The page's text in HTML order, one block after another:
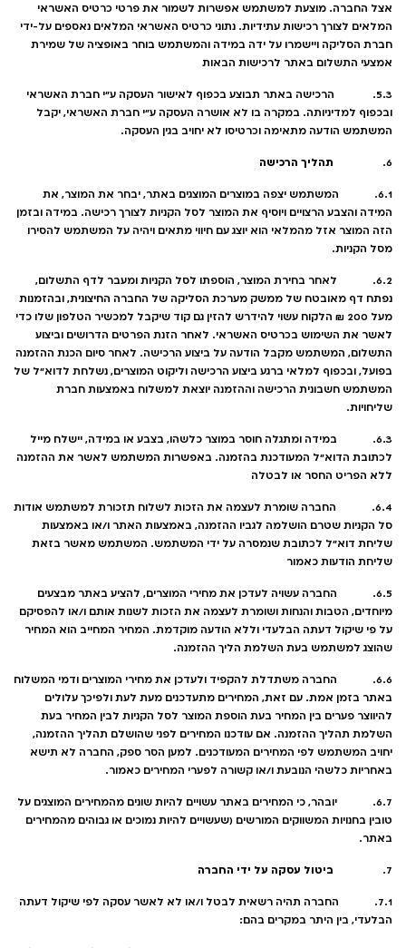
אצל החברה. מוצעת למשתמש אפשרות לשמור את פרטי כרטיס האשראי
המלאים לצורך רכישות עתידיות. נתוני כרטיס האשראי המלאים נאספים על-ידי
חברת הסליקה ויישמרו על ידה במידה והמשתמש בוחר באופציה של שמירת
אמצעי התשלום באתר לרכישות הבאות
5.3. הרכישה באתר תבוצע בכפוף לאישור העסקה ע"י חברת האשראי
ובכפוף למדיניותה. במקרה בו לא אושרה העסקה ע"י חברת האשראי, יקבל
המשתמש הודעה מתאימה וכרטיסו לא יחויב בגין העסקה.
6. תהליך הרכישה
6.1. המשתמש יצפה במוצרים המוצגים באתר, יבחר את המוצר, את
המידה והצבע הרצויים ויוסיף את המוצר לסל הקניות לצורך רכישה. במידה ובזמן
הזה המוצר אזל מהמלאי הוא יוצג עם חיווי מתאים ויהיה על המשתמש להסירו
מסל הקניות.
6.2. לאחר בחירת המוצר, הוספתו לסל הקניות ומעבר לדף התשלום,
נפתח דף מאובטח של ממשק מערכת הסליקה של החברה החיצונית, ובהזמנות
מעל 200 ₪ הלקוח עשוי להידרש להזין גם קוד שיקבל למכשיר הטלפון שלו כדי
לאשר את השימוש בכרטיס האשראי. לאחר הזנת הפרטים הדרושים וביצוע
התשלום, המשתמש מקבל הודעה על ביצוע הרכישה. לאחר סיום הכנת ההזמנה
בפועל, ובכפוף למלאי ברגע ביצוע הרכישה וליקוט המוצרים, נשלחת לדוא"ל של
המשתמש חשבונית הרכישה וההזמנה יוצאת למשלוח באמצעות חברת
שליחויות.
6.3. במידה ומתגלה חוסר במוצר כלשהו, בצבע או במידה, יישלח מייל
לכתובת הדוא"ל המעודכנת בהזמנה. באפשרות המשתמש לאשר את ההזמנה
ללא הפריט החסר או לבטלה
6.4. החברה שומרת לעצמה את הזכות לשלוח תזכורת למשתמש אודות
סל הקניות שטרם הושלמה לגביו ההזמנה, באמצעות האתר ו/או באמצעות
שליחת דוא"ל לכתובת שנמסרה על ידי המשתמש. המשתמש מאשר בזאת
שליחת הודעות כאמור
6.5. החברה עשויה לעדכן את מחירי המוצרים, להציע באתר מבצעים
מיוחדים, הטבות והנחות ושומרת לעצמה את הזכות לשנות אותם ו/או להפסיקם
על פי שיקול דעתה הבלעדי וללא הודעה מוקדמת. המחיר המחייב הוא המחיר
שהוצג למשתמש בעת השלמת הליך ההזמנה.
6.6. החברה משתדלת להקפיד ולעדכן את מחירי המוצרים ודמי המשלוח
באתר בזמן אמת. עם זאת, המחירים מתעדכנים מעת לעת ולפיכך עלולים
להיווצר פערים בין המחיר בעת הוספת המוצר לסל הקניות לבין המחיר בעת
השלמת תהליך ההזמנה. אם עודכנו המחירים לפני שהושלם תהליך ההזמנה,
יחויב המשתמש לפי המחירים המעודכנים. למען הסר ספק, החברה לא תישא
באחריות כלשהי הנובעת ו/או קשורה לפערי המחירים כאמור.
6.7. יובהר, כי המחירים באתר עשויים להיות שונים מהמחירים המוצגים על
טובין בחנויות המשווקים המורשים (שעשויים להיות נמוכים או גבוהים מהמחירים
באתר.
7. ביטול עסקה על ידי החברה
7.1. החברה תהיה רשאית לבטל ו/או לא לאשר עסקה לפי שיקול דעתה
הבלעדי, בין היתר במקרים בהם: